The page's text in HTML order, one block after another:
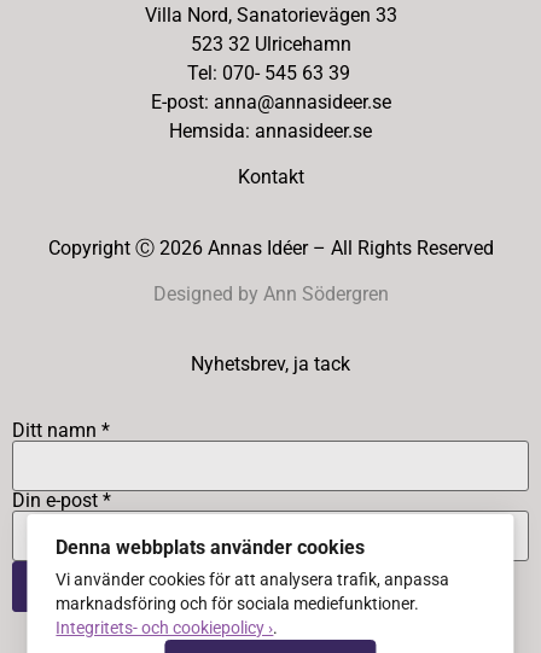
Villa Nord, Sanatorievägen 33
523 32 Ulricehamn
Tel: 070- 545 63 39
E-post: anna@annasideer.se
Hemsida: annasideer.se
Kontakt
Copyright Ⓒ 2026 Annas Idéer – All Rights Reserved
Designed by Ann Södergren
Nyhetsbrev, ja tack
Ditt namn *
Din e-post *
Denna webbplats använder cookies
Vi använder cookies för att analysera trafik, anpassa
marknadsföring och för sociala mediefunktioner.
Integritets- och cookiepolicy ›.